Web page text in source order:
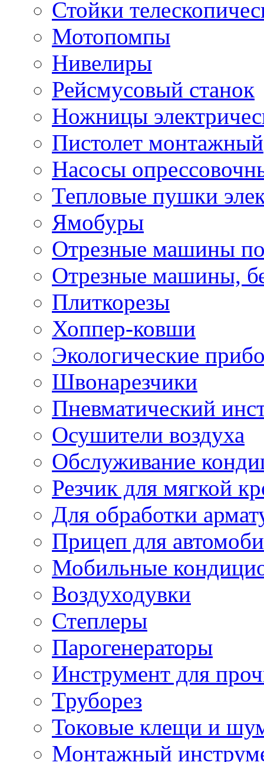
Стойки
Мотопомпы
Нивелиры
Рейсмусовый станок
Ножницы
Пистолет монтажный
Насосы
Тепловые пушки
Ямобуры
Отрезные машины
Отрезные машины,
Плиткорезы
Хоппер-ковши
Экологические
Швонарезчики
Пневматический
Осушители воздуха
Обслуживание
Резчик для мягкой
Для обработки
Прицеп для
Мобильные
Воздуходувки
Степлеры
Парогенераторы
Инструмент для
Труборез
Токовые клещи и
Монтажный